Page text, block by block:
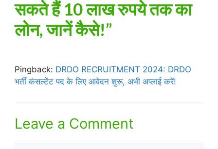
सकते हैं 10 लाख रुपये तक का
लोन, जानें कैसे!”
Pingback: DRDO RECRUITMENT 2024: DRDO
भर्ती कंसल्टेंट पद के लिए आवेदन शुरू, अभी अप्लाई करें!
Leave a Comment